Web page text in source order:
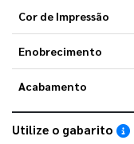
Cor de Impressão
Enobrecimento
Acabamento
Utilize o gabarito